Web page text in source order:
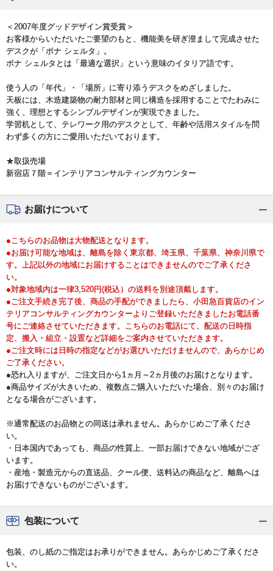
＜2007年度グッドデザイン賞受賞＞
お客様からいただいたご要望のもと、機能美を研ぎ澄まして完成させた
デスクが「ボナ シェルタ」。
ボナ シェルタとは「最適な選択」という意味のイタリア語です。
使う人の「年代」・「場所」に寄り添うデスクをめざしました。
天板には、木造建築物の耐力部材と同じ構造を採用することでたわみに
強く、理想とするシンプルデザインが実現できました。
学習机として、テレワーク用のデスクとして、年齢や活用スタイルを問
わず多くの方にご愛用いただいております。
★取扱売場
新宿店７階＝インテリアコンサルティングカウンター
お届けについて
●こちらのお品物は大物配送となります。
●お届け可能な地域は、離島を除く東京都、埼玉県、千葉県、神奈川県で
す。上記以外の地域にお届けすることはできませんのでご了承くださ
い。
●対象地域内は一律3,520円(税込）の送料を別途頂戴します。
●ご注文手続き完了後、商品の手配ができましたら、小田急百貨店のイン
テリアコンサルティングカウンターよりご登録いただきましたお電話番
号にご連絡させていただきます。こちらのお電話にて、配送の日時指
定、搬入・組立・設置など詳細をご案内させていただきます。
●ご注文時には日時の指定などがお選びいただけませんので、あらかじめ
ご了承ください。
●恐れ入りますが、ご注文日から1ヵ月～2ヵ月後のお届けとなります。
●商品サイズが大きいため、複数点ご購入いただいた場合、別々のお届け
となる場合がございます。
※通常配送のお品物との同送は承れません。あらかじめご了承くださ
い。
・日本国内であっても、商品の性質上、一部お届けできない地域がござ
います。
・産地・製造元からの直送品、クール便、送料込の商品など、離島へは
お届けできないものがございます。
包装について
包装、のし紙のご指定はお承りができません。あらかじめご了承くださ
い。